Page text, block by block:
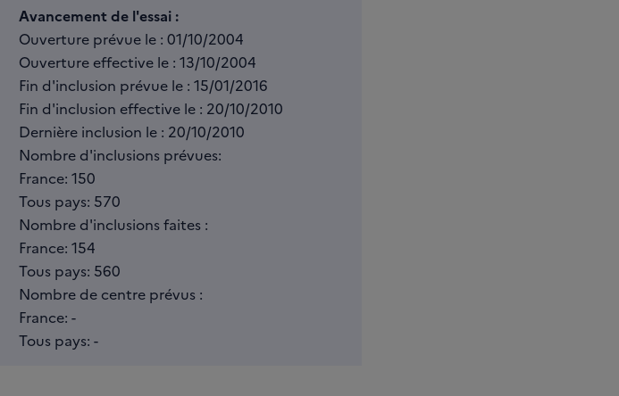
Avancement de l'essai :
Ouverture prévue le : 01/10/2004
Ouverture effective le : 13/10/2004
Fin d'inclusion prévue le : 15/01/2016
Fin d'inclusion effective le : 20/10/2010
Dernière inclusion le : 20/10/2010
Nombre d'inclusions prévues:
France: 150
Tous pays: 570
Nombre d'inclusions faites :
France: 154
Tous pays: 560
Nombre de centre prévus :
France: -
Tous pays: -